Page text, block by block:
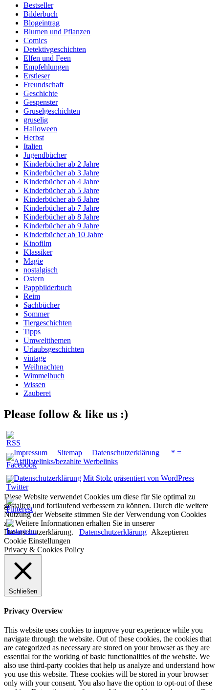
Bestseller
Bilderbuch
Blogeintrag
Blumen und Pflanzen
Comics
Detektivgeschichten
Elfen und Feen
Empfehlungen
Erstleser
Freundschaft
Geschichte
Gespenster
Gruselgeschichten
gruselig
Halloween
Herbst
Italien
Jugendbücher
Kinderbücher ab 2 Jahre
Kinderbücher ab 3 Jahre
Kinderbücher ab 4 Jahre
Kinderbücher ab 5 Jahre
Kinderbücher ab 6 Jahre
Kinderbücher ab 7 Jahre
Kinderbücher ab 8 Jahre
Kinderbücher ab 9 Jahre
Kinderbücher ab 10 Jahre
Kinofilm
Klassiker
Magie
nostalgisch
Ostern
Pappbilderbuch
Reim
Sachbücher
Sommer
Tiergeschichten
Tipps
Umweltthemen
Urlaubsgeschichten
vintage
Weihnachten
Wimmelbuch
Wissen
Zauberei
Please follow & like us :)
Impressum Sitemap Datenschutzerklärung
* =
Affiliatelinks/bezahlte Werbelinks
Datenschutzerklärung Mit Stolz präsentiert von WordPress
Diese Website verwendet Cookies um diese für Sie optimal zu
gestalten und fortlaufend verbessern zu können. Durch die weitere
Nutzung der Webseite stimmen Sie der Verwendung von Cookies
zu. Weitere Informationen erhalten Sie in unserer
Datenschutzerklärung. Datenschutzerklärung Akzeptieren
Cookie Einstellungen
Privacy & Cookies Policy
Schließen
Privacy Overview
This website uses cookies to improve your experience while you
navigate through the website. Out of these cookies, the cookies that
are categorized as necessary are stored on your browser as they are
essential for the working of basic functionalities of the website. We
also use third-party cookies that help us analyze and understand how
you use this website. These cookies will be stored in your browser
only with your consent. You also have the option to opt-out of these